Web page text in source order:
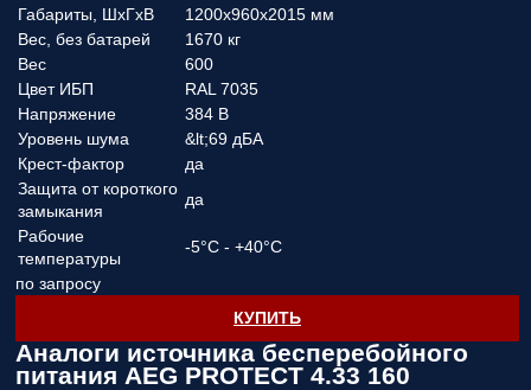
Габариты, ШхГхВ
1200х960х2015 мм
Вес, без батарей
1670 кг
Вес
600
Цвет ИБП
RAL 7035
Напряжение
384 В
Уровень шума
&lt;69 дБА
Крест-фактор
да
Защита от короткого
замыкания
да
Рабочие
температуры
-5°C - +40°C
по запросу
КУПИТЬ
Аналоги источника бесперебойного
питания AEG PROTECT 4.33 160